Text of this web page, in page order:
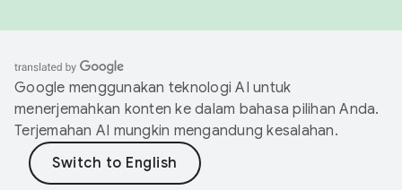
Google menggunakan teknologi AI untuk
menerjemahkan konten ke dalam bahasa pilihan Anda.
Terjemahan AI mungkin mengandung kesalahan.